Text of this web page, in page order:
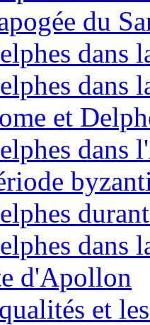
du
dans
dans
et
dans
dans
d'Apollon
et